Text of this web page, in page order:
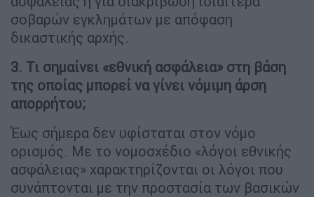
σοβαρών εγκλημάτων με απόφαση
δικαστικής αρχής.
3. Τι σημαίνει «εθνική ασφάλεια» στη βάση
της οποίας μπορεί να γίνει νόμιμη άρση
απορρήτου;
Έως σήμερα δεν υφίσταται στον νόμο
ορισμός. Με το νομοσχέδιο «λόγοι εθνικής
ασφάλειας» χαρακτηρίζονται οι λόγοι που
συνάπτονται με την προστασία των βασικών